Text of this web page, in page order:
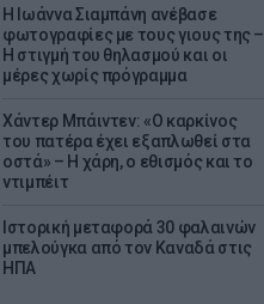
H Ιωάννα Σιαμπάνη ανέβασε
φωτογραφίες με τους γιους της –
Η στιγμή του θηλασμού και οι
μέρες χωρίς πρόγραμμα
Χάντερ Μπάιντεν: «Ο καρκίνος
του πατέρα έχει εξαπλωθεί στα
οστά» – Η χάρη, ο εθισμός και το
ντιμπέιτ
Ιστορική μεταφορά 30 φαλαινών
μπελούγκα από τον Καναδά στις
ΗΠΑ